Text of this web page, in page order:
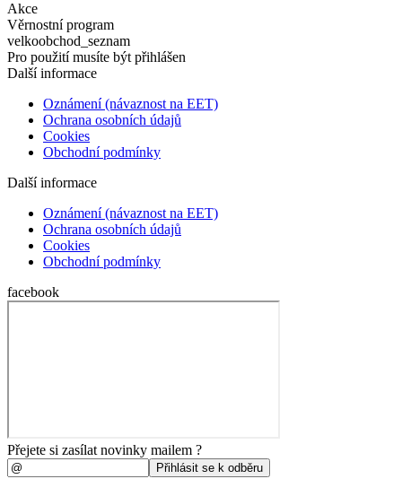
Akce
Věrnostní program
velkoobchod_seznam
Pro použití musíte být přihlášen
Další informace
Oznámení (návaznost na EET)
Ochrana osobních údajů
Cookies
Obchodní podmínky
Další informace
Oznámení (návaznost na EET)
Ochrana osobních údajů
Cookies
Obchodní podmínky
facebook
Přejete si zasílat novinky mailem ?